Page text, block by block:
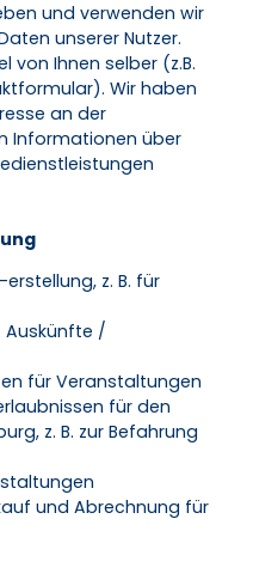
und verwenden wir
unserer Nutzer.
von Ihnen selber (z.B.
Wir haben
an der
Informationen über
z. B. für
Auskünfte /
für Veranstaltungen
für den
z. B. zur Befahrung
und Abrechnung für